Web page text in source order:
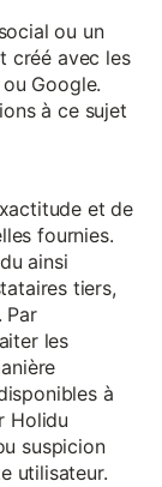
ou un
créé avec les
Google.
à ce sujet
et de
fournies.
ainsi
tiers,
Par
les
à
Holidu
suspicion
utilisateur.